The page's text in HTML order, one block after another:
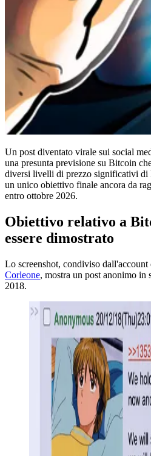
Un post diventato virale sui social
una presunta previsione su Bitcoin
diversi livelli di prezzo significativi di
un unico obiettivo finale ancora da
entro ottobre 2026.
Obiettivo relativo a
essere dimostrato
Lo screenshot, condiviso
Corleone, mostra un post anonimo in
2018.